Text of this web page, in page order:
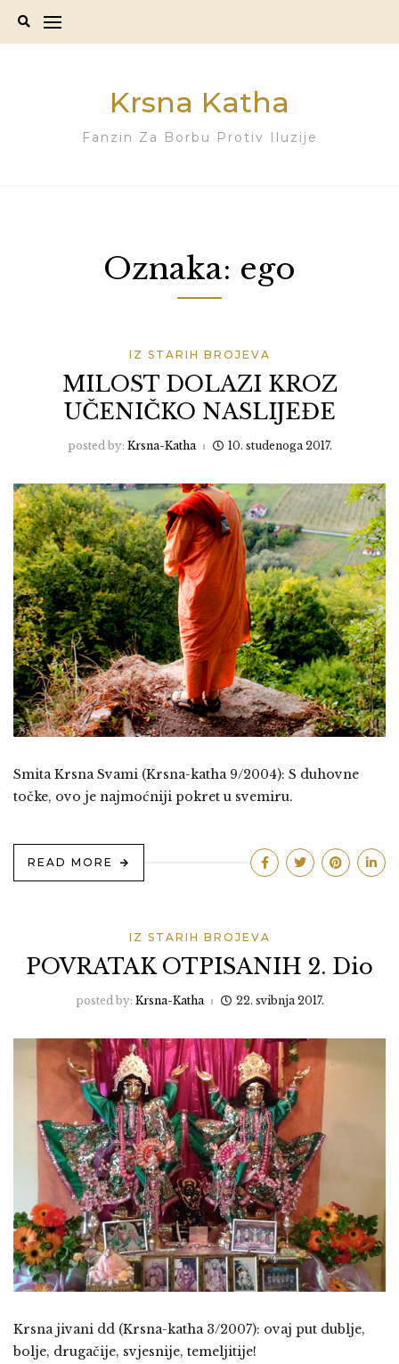
Krsna Katha
Fanzin Za Borbu Protiv Iluzije
Oznaka: ego
IZ STARIH BROJEVA
MILOST DOLAZI KROZ
UČENIČKO NASLIJEĐE
posted by: Krsna-Katha 10. studenoga 2017.
Smita Krsna Svami (Krsna-katha 9/2004): S duhovne
točke, ovo je najmoćniji pokret u svemiru.
READ MORE
IZ STARIH BROJEVA
POVRATAK OTPISANIH 2. Dio
posted by: Krsna-Katha 22. svibnja 2017.
Krsna jivani dd (Krsna-katha 3/2007): ovaj put dublje,
bolje, drugačije, svjesnije, temeljitije!